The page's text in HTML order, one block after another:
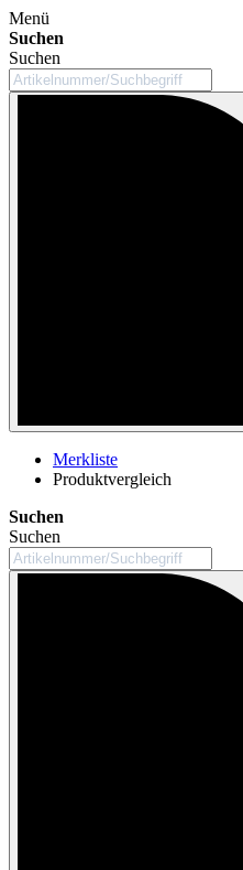
Menü
Suchen
Suchen
Merkliste
Produktvergleich
Suchen
Suchen